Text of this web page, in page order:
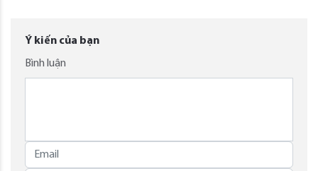
Ý kiến của bạn
Bình luận